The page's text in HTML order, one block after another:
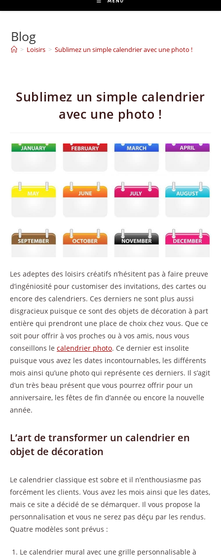
Blog
> Loisirs > Sublimez un simple calendrier avec une photo !
Sublimez un simple calendrier
avec une photo !
Les adeptes des loisirs créatifs n’hésitent pas à faire preuve
d’ingéniosité pour customiser des invitations, des cartes ou
encore des calendriers. Ces derniers ne sont plus aussi
disgracieux puisque ce sont des objets de décoration à part
entière qui prendront une place de choix chez vous. Que ce
soit pour offrir à vos proches ou à vos amis, nous vous
conseillons le calendrier photo. Ce dernier est insolite
puisque vous avez les dates incontournables, les différents
mois ainsi qu’une photo qui représente ces derniers. Il s’agit
d’un très beau présent que vous pourrez offrir pour un
anniversaire, les fêtes de fin d’année ou encore la nouvelle
année.
L’art de transformer un calendrier en
objet de décoration
Le calendrier classique est sobre et il n’enthousiasme pas
forcément les clients. Vous avez les mois ainsi que les dates,
mais ce site a décidé de se démarquer. Il vous propose la
personnalisation et vous ne serez pas déçu par les rendus.
Quatre modèles sont prévus :
Le calendrier mural avec une grille personnalisable à